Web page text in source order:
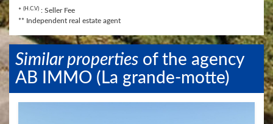
* (H.C.V) : Seller Fee
** Independent real estate agent
​Similar properties ​of the agency
AB IMMO (La grande-motte)